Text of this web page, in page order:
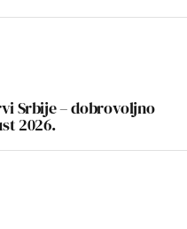
Srbije – dobrovoljno
2026.